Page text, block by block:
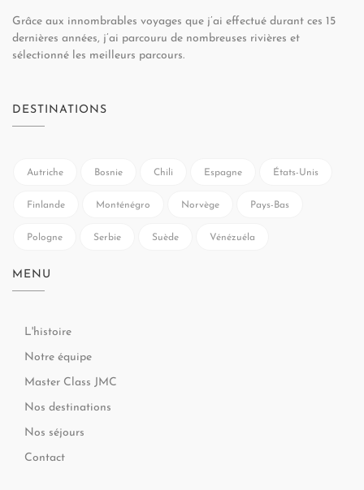
Grâce aux innombrables voyages que j’ai effectué durant ces 15
dernières années, j’ai parcouru de nombreuses rivières et
sélectionné les meilleurs parcours.
DESTINATIONS
Autriche Bosnie Chili Espagne États-Unis
Finlande Monténégro Norvège Pays-Bas
Pologne Serbie Suède Vénézuéla
MENU
L'histoire
Notre équipe
Master Class JMC
Nos destinations
Nos séjours
Contact